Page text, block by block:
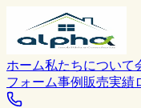
ホーム私たちについて
フォーム事例 販売実績